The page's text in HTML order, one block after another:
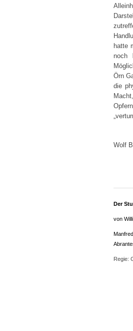
hatte
noch
Örn
die
Wolf
Der
von
Regie: